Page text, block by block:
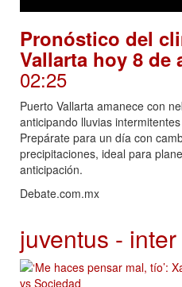
Pronóstico del
Vallarta hoy 8 de
02:25
Puerto Vallarta amanece con
anticipando lluvias
Prepárate para un día con
precipitaciones, ideal para
anticipación.
Debate.com.mx
juventus - inter